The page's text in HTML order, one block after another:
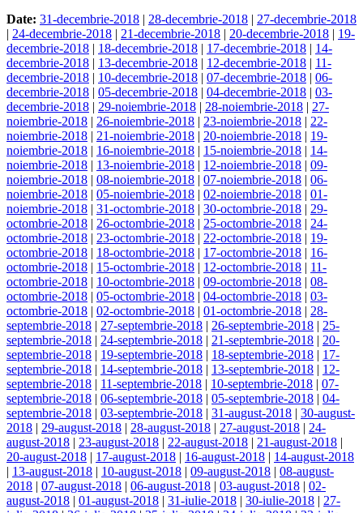
Date: 31-decembrie-2018 | 28-decembrie-2018 | 27-decembrie-2018
| 24-decembrie-2018 | 21-decembrie-2018 | 20-decembrie-2018 | 19-
decembrie-2018 | 18-decembrie-2018 | 17-decembrie-2018 | 14-
decembrie-2018 | 13-decembrie-2018 | 12-decembrie-2018 | 11-
decembrie-2018 | 10-decembrie-2018 | 07-decembrie-2018 | 06-
decembrie-2018 | 05-decembrie-2018 | 04-decembrie-2018 | 03-
decembrie-2018 | 29-noiembrie-2018 | 28-noiembrie-2018 | 27-
noiembrie-2018 | 26-noiembrie-2018 | 23-noiembrie-2018 | 22-
noiembrie-2018 | 21-noiembrie-2018 | 20-noiembrie-2018 | 19-
noiembrie-2018 | 16-noiembrie-2018 | 15-noiembrie-2018 | 14-
noiembrie-2018 | 13-noiembrie-2018 | 12-noiembrie-2018 | 09-
noiembrie-2018 | 08-noiembrie-2018 | 07-noiembrie-2018 | 06-
noiembrie-2018 | 05-noiembrie-2018 | 02-noiembrie-2018 | 01-
noiembrie-2018 | 31-octombrie-2018 | 30-octombrie-2018 | 29-
octombrie-2018 | 26-octombrie-2018 | 25-octombrie-2018 | 24-
octombrie-2018 | 23-octombrie-2018 | 22-octombrie-2018 | 19-
octombrie-2018 | 18-octombrie-2018 | 17-octombrie-2018 | 16-
octombrie-2018 | 15-octombrie-2018 | 12-octombrie-2018 | 11-
octombrie-2018 | 10-octombrie-2018 | 09-octombrie-2018 | 08-
octombrie-2018 | 05-octombrie-2018 | 04-octombrie-2018 | 03-
octombrie-2018 | 02-octombrie-2018 | 01-octombrie-2018 | 28-
septembrie-2018 | 27-septembrie-2018 | 26-septembrie-2018 | 25-
septembrie-2018 | 24-septembrie-2018 | 21-septembrie-2018 | 20-
septembrie-2018 | 19-septembrie-2018 | 18-septembrie-2018 | 17-
septembrie-2018 | 14-septembrie-2018 | 13-septembrie-2018 | 12-
septembrie-2018 | 11-septembrie-2018 | 10-septembrie-2018 | 07-
septembrie-2018 | 06-septembrie-2018 | 05-septembrie-2018 | 04-
septembrie-2018 | 03-septembrie-2018 | 31-august-2018 | 30-august-
2018 | 29-august-2018 | 28-august-2018 | 27-august-2018 | 24-
august-2018 | 23-august-2018 | 22-august-2018 | 21-august-2018 |
20-august-2018 | 17-august-2018 | 16-august-2018 | 14-august-2018
| 13-august-2018 | 10-august-2018 | 09-august-2018 | 08-august-
2018 | 07-august-2018 | 06-august-2018 | 03-august-2018 | 02-
august-2018 | 01-august-2018 | 31-iulie-2018 | 30-iulie-2018 | 27-